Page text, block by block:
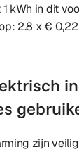
kWh in dit
2.8 x €
zijn